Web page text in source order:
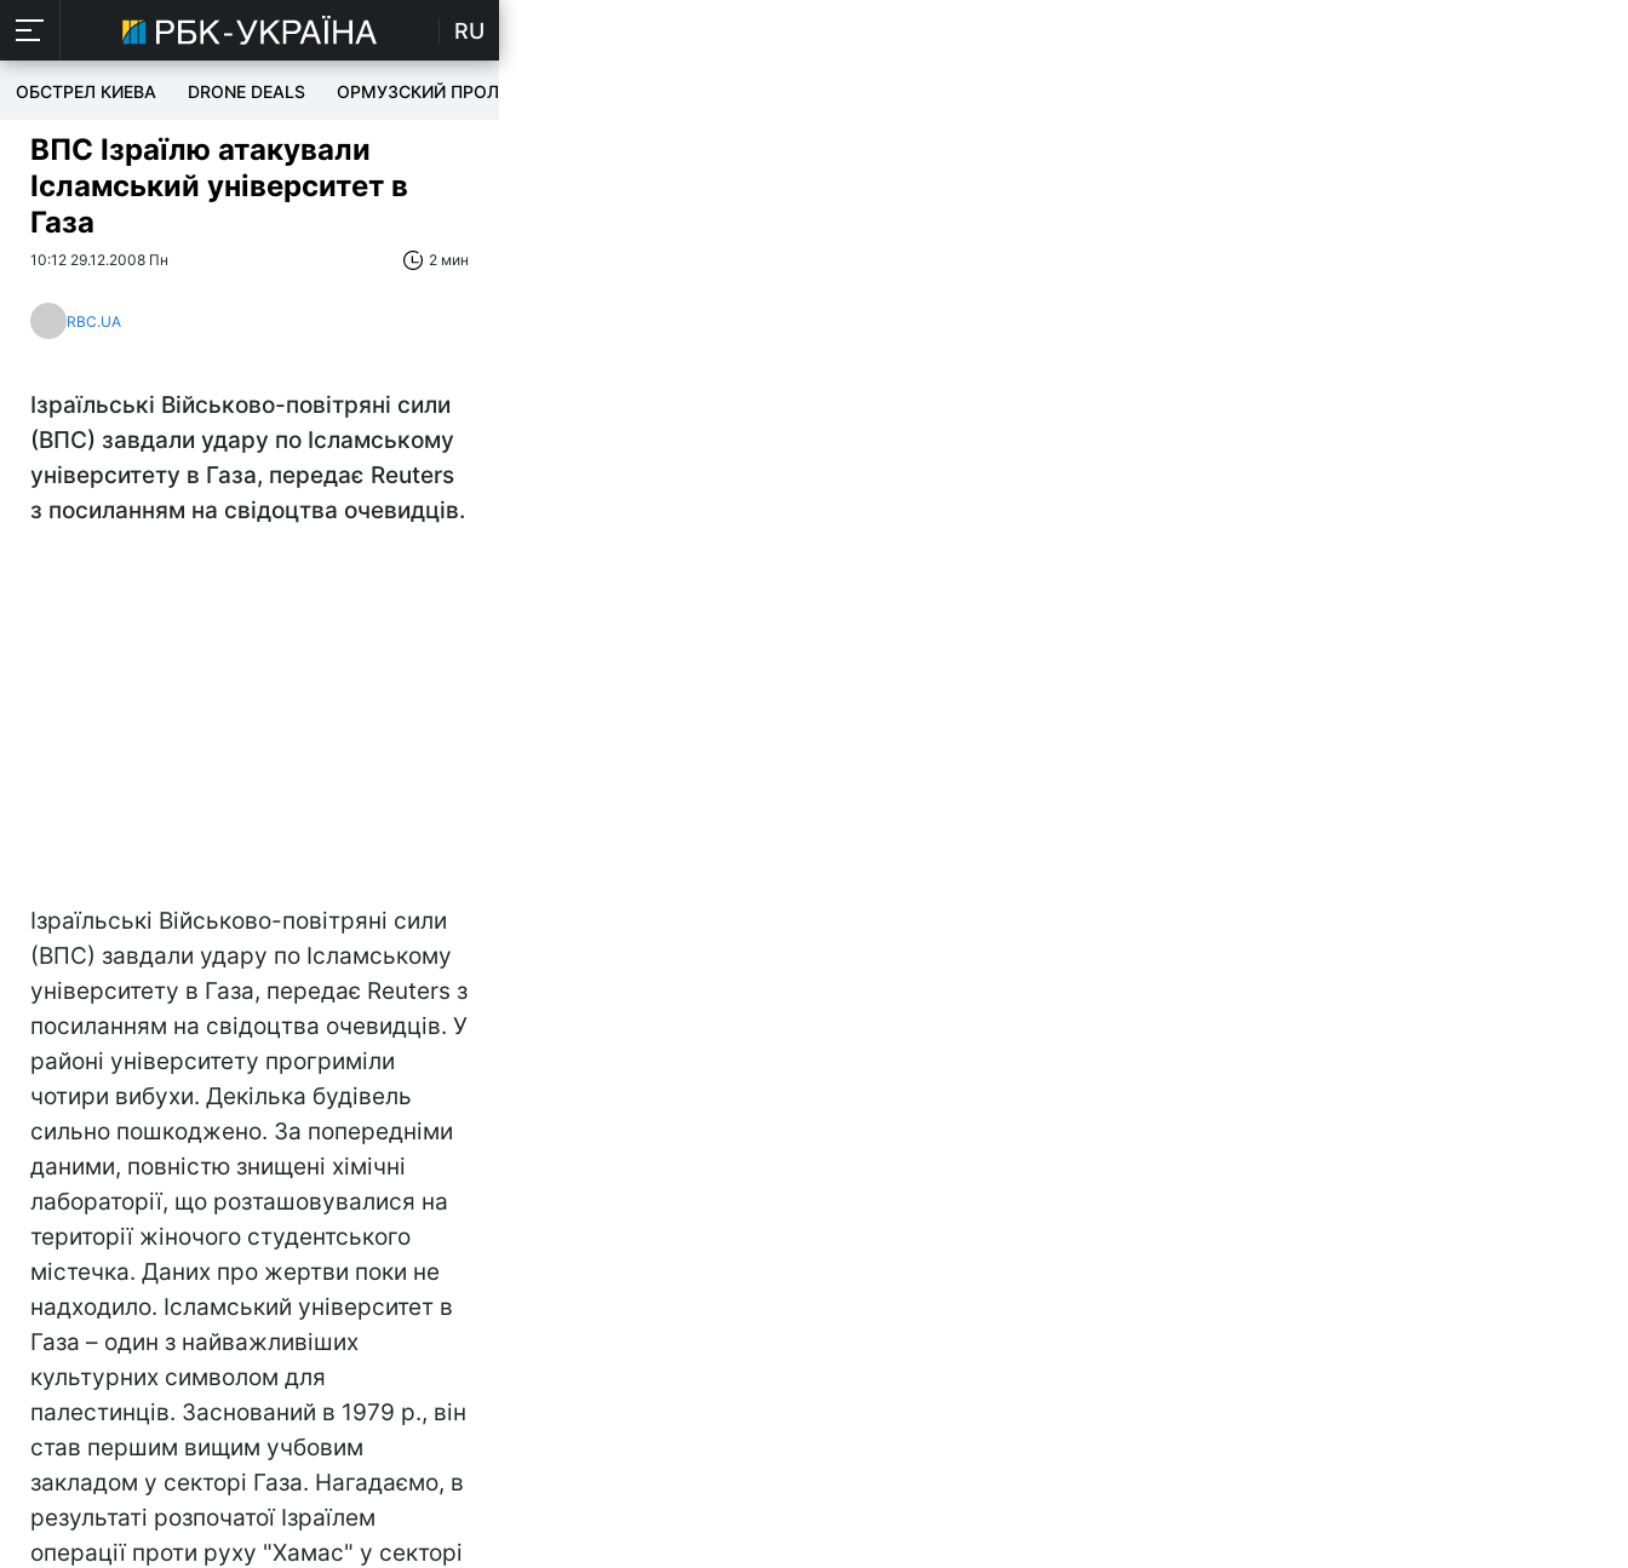
RU
ОБСТРЕЛ КИЕВА DRONE DEALS ОРМУЗСКИЙ ПРОЛИВ
ВПС Ізраїлю атакували
Ісламський університет в
Газа
10:12 29.12.2008 Пн 2 мин
RBC.UA
Ізраїльські Військово-повітряні сили
(ВПС) завдали удару по Ісламському
університету в Газа, передає Reuters
з посиланням на свідоцтва очевидців.
Ізраїльські Військово-повітряні сили
(ВПС) завдали удару по Ісламському
університету в Газа, передає Reuters з
посиланням на свідоцтва очевидців. У
районі університету прогриміли
чотири вибухи. Декілька будівель
сильно пошкоджено. За попередніми
даними, повністю знищені хімічні
лабораторії, що розташовувалися на
території жіночого студентського
містечка. Даних про жертви поки не
надходило. Ісламський університет в
Газа – один з найважливіших
культурних символом для
палестинців. Заснований в 1979 р., він
став першим вищим учбовим
закладом у секторі Газа. Нагадаємо, в
результаті розпочатої Ізраїлем
операції проти руху "Хамас" у секторі